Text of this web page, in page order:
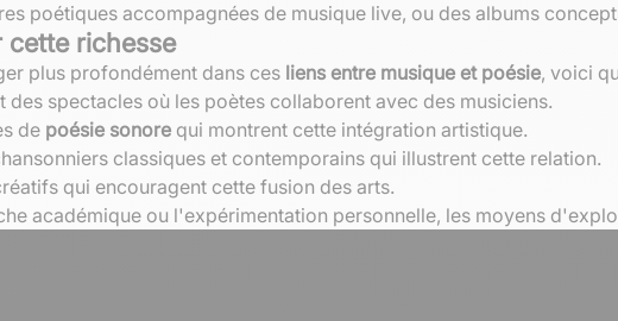
poétiques accompagnées de musique live, ou des albums
cette richesse
plus profondément dans ces liens entre musique et poésie, voici
des spectacles où les poètes collaborent avec des musiciens.
de poésie sonore qui montrent cette intégration artistique.
classiques et contemporains qui illustrent cette relation.
qui encouragent cette fusion des arts.
académique ou l'expérimentation personnelle, les moyens